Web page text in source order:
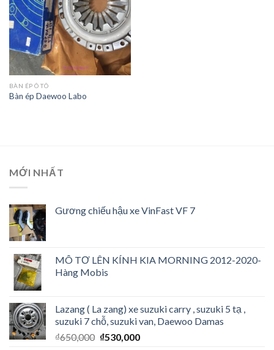
BÀN ÉP Ô TÔ
Bàn ép Daewoo Labo
MỚI NHẤT
Gương chiếu hậu xe VinFast VF 7
MÔ TƠ LÊN KÍNH KIA MORNING 2012-2020-
Hàng Mobis
Lazang ( La zang) xe suzuki carry , suzuki 5 tạ ,
suzuki 7 chỗ, suzuki van, Daewoo Damas
₫650,000 ₫530,000